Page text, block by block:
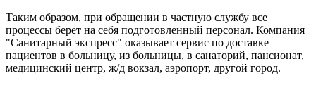
Таким образом, при обращении в частную службу все
процессы берет на себя подготовленный персонал. Компания
"Санитарный экспресс" оказывает сервис по доставке
пациентов в больницу, из больницы, в санаторий, пансионат,
медицинский центр, ж/д вокзал, аэропорт, другой город.